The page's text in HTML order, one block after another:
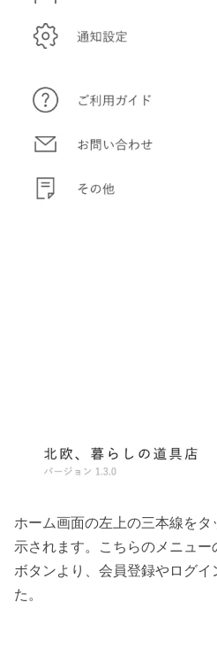
ホーム画面の左上の三本線を
示されます。こちらのメニュー
ボタンより、会員登録やログ
た。